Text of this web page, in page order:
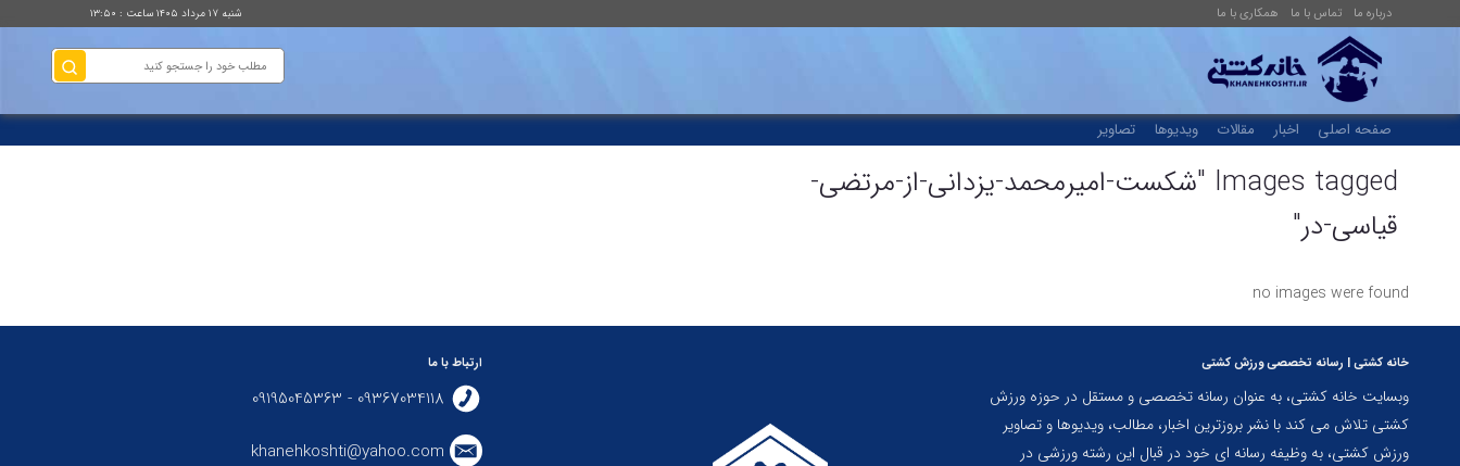
درباره ما تماس با ما همکاری با ما شنبه ۱۷ مرداد ۱۴۰۵ ساعت : ۱۳:۵۰
صفحه اصلی اخبار مقالات ویدیوها تصاویر
Images tagged "شکست-امیرمحمد-یزدانی-از-مرتضی-
قیاسی-در"
no images were found
خانه کشتی | رسانه تخصصی ورزش کشتی
وبسایت خانه کشتی، به عنوان رسانه تخصصی و مستقل در حوزه ورزش
کشتی تلاش می کند با نشر بروزترین اخبار، مطالب، ویدیوها و تصاویر
ورزش کشتی، به وظیفه رسانه ای خود در قبال این رشته ورزشی در
ارتباط با ما
09367034118 - 09195045363
khanehkoshti@yahoo.com